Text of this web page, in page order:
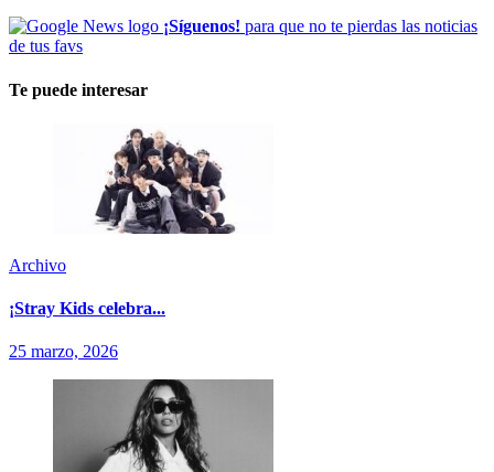
¡Síguenos! para que no te pierdas las noticias
de tus favs
Te puede interesar
Archivo
¡Stray Kids celebra...
25 marzo, 2026